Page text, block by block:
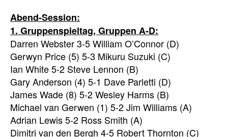
Abend-Session:
1. Gruppenspieltag, Gruppen A-D:
Darren Webster 3-5 William O’Connor (D)
Gerwyn Price (5) 5-3 Mikuru Suzuki (C)
Ian White 5-2 Steve Lennon (B)
Gary Anderson (4) 5-1 Dave Parletti (D)
James Wade (8) 5-2 Wesley Harms (B)
Michael van Gerwen (1) 5-2 Jim Williams (A)
Adrian Lewis 5-2 Ross Smith (A)
Dimitri van den Bergh 4-5 Robert Thornton (C)